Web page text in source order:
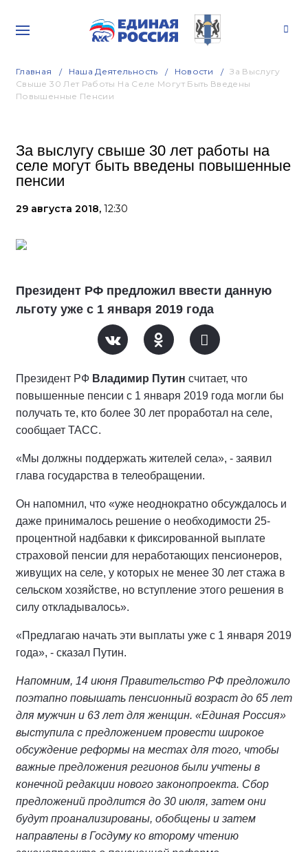
Главная Наша Деятельность Новости
За Выслугу
Свыше 30 Лет Работы На Селе Могут Быть Введены
Повышенные Пенсии
За выслугу свыше 30 лет работы на
селе могут быть введены повышенные
пенсии
29 августа 2018, 12:30
Президент РФ предложил ввести данную
льготу уже с 1 января 2019 года
Президент РФ Владимир Путин считает, что
повышенные пенсии с 1 января 2019 года могли бы
получать те, кто более 30 лет проработал на селе,
сообщает ТАСС.
«Мы должны поддержать жителей села», - заявил
глава государства в телеобращении.
Он напомнил, что «уже неоднократно обсуждалось и
даже принималось решение о необходимости 25-
процентной надбавки к фиксированной выплате
страховой пенсии для неработающих пенсионеров,
живущих на селе, у которых не менее 30 лет стажа в
сельском хозяйстве, но вступление этого решения в
силу откладывалось».
«Предлагаю начать эти выплаты уже с 1 января 2019
года», - сказал Путин.
Напомним, 14 июня Правительство РФ предложило
поэтапно повышать пенсионный возраст до 65 лет
для мужчин и 63 лет для женщин. «Единая Россия»
выступила с предложением провести широкое
обсуждение реформы на местах для того, чтобы
важные предложения регионов были учтены в
конечной редакции нового законопроекта. Сбор
предложений продлится до 30 июля, затем они
будут проанализированы, обобщены и затем
направлены в Госдуму ко второму чтению